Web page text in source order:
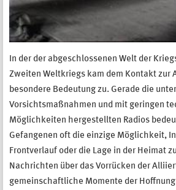
In der der abgeschlossenen Welt der
Zweiten Weltkriegs kam dem Kontakt zur
besondere Bedeutung zu. Gerade die
Vorsichtsmaßnahmen und mit geringen
Möglichkeiten hergestellten Radios
Gefangenen oft die einzige Möglichkeit,
Frontverlauf oder die Lage in der Heimat
Nachrichten über das Vorrücken der
gemeinschaftliche Momente der